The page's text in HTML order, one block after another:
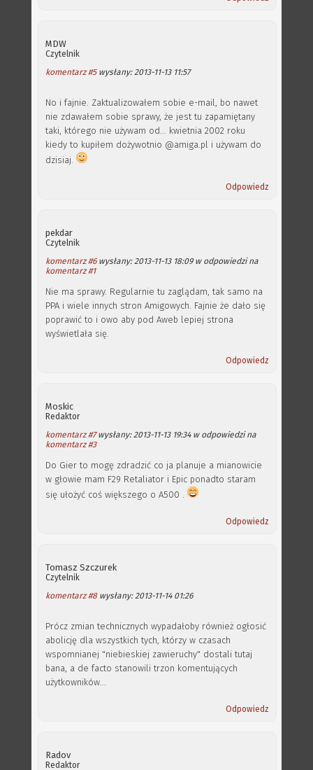
MDW
Czytelnik
komentarz #5wysłany: 2013-11-13 11:57
No i fajnie. Zaktualizowałem sobie e-mail, bo nawet
nie zdawałem sobie sprawy, że jest tu zapamiętany
taki, którego nie używam od... kwietnia 2002 roku
kiedy to kupiłem dożywotnio @amiga.pl i używam do
dzisiaj.
Odpowiedz
pekdar
Czytelnik
komentarz #6wysłany: 2013-11-13 18:09 w odpowiedzi na
komentarz #1
Nie ma sprawy. Regularnie tu zaglądam, tak samo na
PPA i wiele innych stron Amigowych. Fajnie że dało się
poprawić to i owo aby pod Aweb lepiej strona
wyświetlała się.
Odpowiedz
Moskic
Redaktor
komentarz #7wysłany: 2013-11-13 19:34 w odpowiedzi na
komentarz #3
Do Gier to mogę zdradzić co ja planuje a mianowicie
w głowie mam F29 Retaliator i Epic ponadto staram
się ułożyć coś większego o A500 .
Odpowiedz
Tomasz Szczurek
Czytelnik
komentarz #8wysłany: 2013-11-14 01:26
Prócz zmian technicznych wypadałoby również ogłosić
abolicję dla wszystkich tych, którzy w czasach
wspomnianej "niebieskiej zawieruchy" dostali tutaj
bana, a de facto stanowili trzon komentujących
użytkowników...
Odpowiedz
Radov
Redaktor